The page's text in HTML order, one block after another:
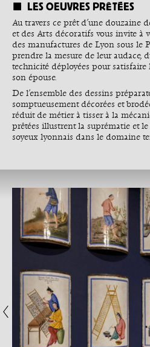
LES OEUVRES PRÊTÉES
Au travers ce prêt d’une douzaine
et des Arts décoratifs vous invite à
des manufactures de Lyon sous le
prendre la mesure de leur audace,
technicité déployées pour satisfaire
son épouse.
De l’ensemble des dessins
somptueusement décorées et
réduit de métier à tisser à la
prêtées illustrent la suprématie et
soyeux lyonnais dans le domaine